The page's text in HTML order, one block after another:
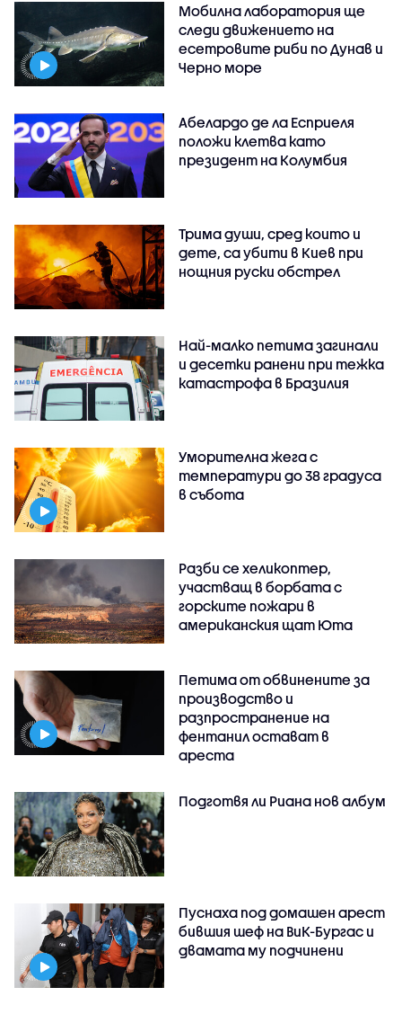
Мобилна лаборатория ще
следи движението на
есетровите риби по Дунав и
Черно море
Абелардо де ла Есприеля
положи клетва като
президент на Колумбия
Трима души, сред които и
дете, са убити в Киев при
нощния руски обстрел
Най-малко петима загинали
и десетки ранени при тежка
катастрофа в Бразилия
Уморителна жега с
температури до 38 градуса
в събота
Разби се хеликоптер,
участващ в борбата с
горските пожари в
американския щат Юта
Петима от обвинените за
производство и
разпространение на
фентанил остават в
ареста
Подготвя ли Риана нов албум
Пуснаха под домашен арест
бившия шеф на ВиК-Бургас и
двамата му подчинени